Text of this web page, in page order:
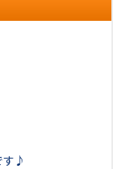
す♪